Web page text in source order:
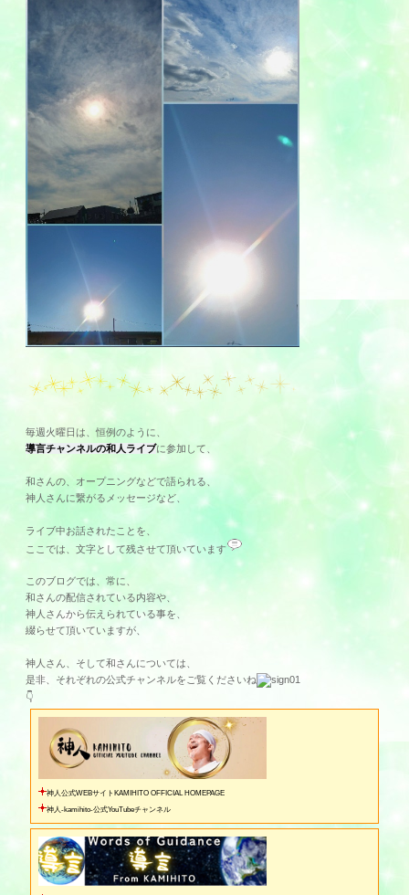
毎週火曜日は、恒例のように、
導言チャンネルの和人ライブに参加して、
和さんの、オープニングなどで語られる、
神人さんに繋がるメッセージなど、
ライブ中お話されたことを、
ここでは、文字として残させて頂いています
このブログでは、常に、
和さんの配信されている内容や、
神人さんから伝えられている事を、
綴らせて頂いていますが、
神人さん、そして和さんについては、
是非、それぞれの公式チャンネルをご覧くださいね
👇
神人公式WEBサイトKAMIHITO OFFICIAL HOMEPAGE
神人-kamihito-公式YouTubeチャンネル